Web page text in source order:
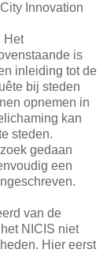
Innovation
Het
is
inleiding tot de
bij steden
opnemen in
kan
steden.
gedaan
een
van de
NICIS niet
Hier eerst